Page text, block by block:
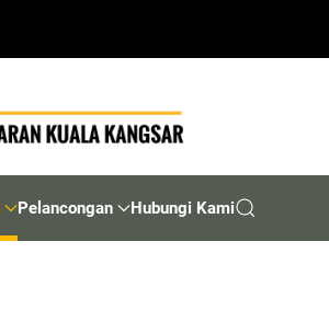
Pelancongan Hubungi Kami